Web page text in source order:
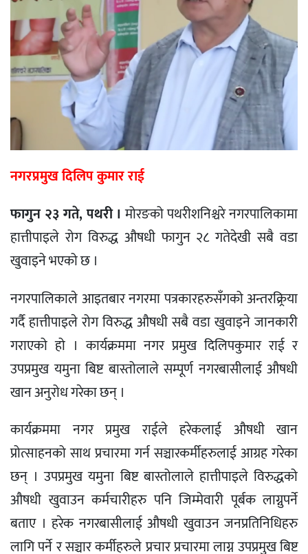
नगरप्रमुख दिलिप कुमार राई
फागुन २३ गते, पथरी । मोरङको पथरीशनिश्चरे नगरपालिकामा
हात्तीपाइले रोग विरुद्ध औषधी फागुन २८ गतेदेखी सबै वडा
खुवाइने भएको छ ।
नगरपालिकाले आइतबार नगरमा पत्रकारहरुसँगको अन्तरक्र्रिया
गर्दै हात्तीपाइले रोग विरुद्ध औषधी सबै वडा खुवाइने जानकारी
गराएको हो । कार्यक्रममा नगर प्रमुख दिलिपकुमार राई र
उपप्रमुख यमुना बिष्ट बास्तोलाले सम्पूर्ण नगरबासीलाई औषधी
खान अनुरोध गरेका छन् ।
कार्यक्रममा नगर प्रमुख राईले हरेकलाई औषधी खान
प्रोत्साहनको साथ प्रचारमा गर्न सञ्चारकर्मीहरुलाई आग्रह गरेका
छन् । उपप्रमुख यमुना बिष्ट बास्तोलाले हात्तीपाइले विरुद्धको
औषधी खुवाउन कर्मचारीहरु पनि जिम्मेवारी पूर्बक लाग्नुपर्ने
बताए । हरेक नगरबासीलाई औषधी खुवाउन जनप्रतिनिधिहरु
लागि पर्ने र सञ्चार कर्मीहरुले प्रचार प्रचारमा लाग्न उपप्रमुख बिष्ट